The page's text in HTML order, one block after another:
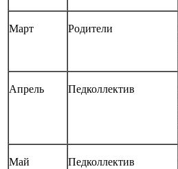
Март Родители
Апрель Педколлектив
Май Педколлектив